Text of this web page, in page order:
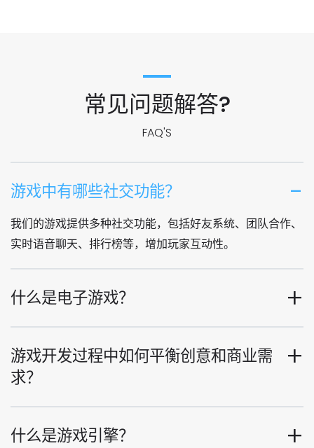
常见问题解答?
FAQ'S
游戏中有哪些社交功能？
我们的游戏提供多种社交功能，包括好友系统、团队合作、
实时语音聊天、排行榜等，增加玩家互动性。
什么是电子游戏？
游戏开发过程中如何平衡创意和商业需
求？
什么是游戏引擎？